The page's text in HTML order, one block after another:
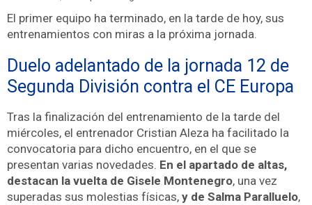
El primer equipo ha terminado, en la tarde de hoy, sus
entrenamientos con miras a la próxima jornada.
Duelo adelantado de la jornada 12 de
Segunda División contra el CE Europa
Tras la finalización del entrenamiento de la tarde del
miércoles, el entrenador Cristian Aleza ha facilitado la
convocatoria para dicho encuentro, en el que se
presentan varias novedades. En el apartado de altas,
destacan la vuelta de Gisele Montenegro, una vez
superadas sus molestias físicas, y de Salma Paralluelo,